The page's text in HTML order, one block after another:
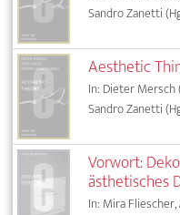
Sandro Zanetti
Aesthetic
In: Dieter Mersch
Sandro Zanetti
Vorwort:
ästhetisches
In: Mira Fliescher,